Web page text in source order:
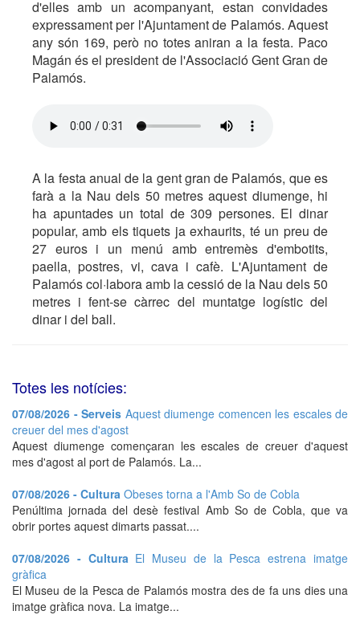
d'elles amb un acompanyant, estan convidades
expressament per l'Ajuntament de Palamós. Aquest
any són 169, però no totes aniran a la festa. Paco
Magán és el president de l'Associació Gent Gran de
Palamós.
A la festa anual de la gent gran de Palamós, que es
farà a la Nau dels 50 metres aquest diumenge, hi
ha apuntades un total de 309 persones. El dinar
popular, amb els tiquets ja exhaurits, té un preu de
27 euros i un menú amb entremès d'embotits,
paella, postres, vi, cava i cafè. L'Ajuntament de
Palamós col·labora amb la cessió de la Nau dels 50
metres i fent-se càrrec del muntatge logístic del
dinar i del ball.
Totes les notícies:
07/08/2026 - Serveis Aquest diumenge comencen les escales de
creuer del mes d'agost
Aquest diumenge començaran les escales de creuer d'aquest
mes d'agost al port de Palamós. La...
07/08/2026 - Cultura Obeses torna a l'Amb So de Cobla
Penúltima jornada del desè festival Amb So de Cobla, que va
obrir portes aquest dimarts passat....
07/08/2026 - Cultura El Museu de la Pesca estrena imatge
gràfica
El Museu de la Pesca de Palamós mostra des de fa uns dies una
imatge gràfica nova. La imatge...